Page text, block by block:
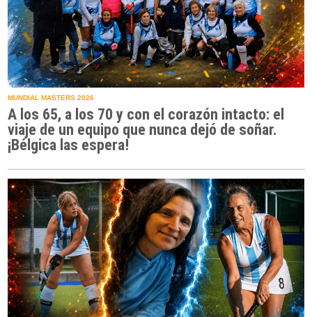
MUNDIAL MASTERS 2026
A los 65, a los 70 y con el corazón intacto: el
viaje de un equipo que nunca dejó de soñar.
¡Bélgica las espera!